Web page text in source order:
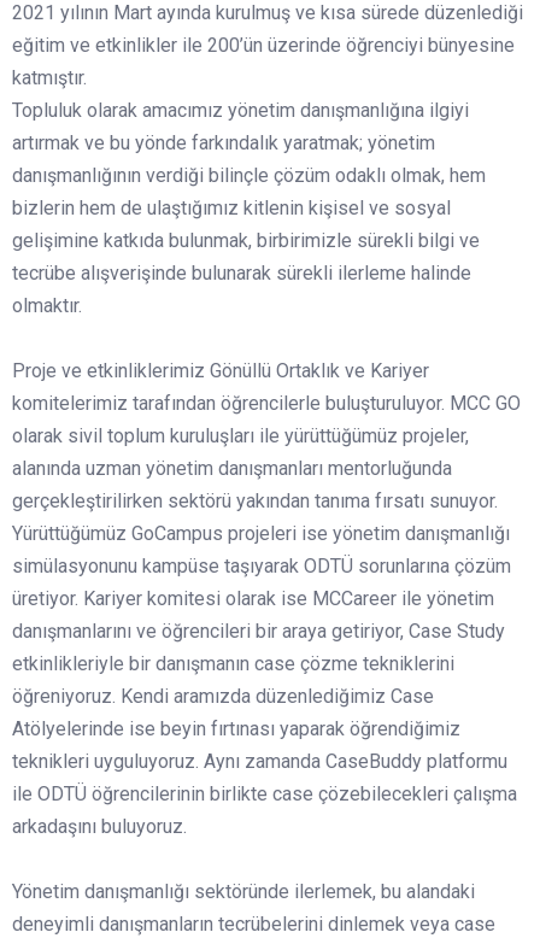
2021 yılının Mart ayında kurulmuş ve kısa sürede düzenlediği
eğitim ve etkinlikler ile 200’ün üzerinde öğrenciyi bünyesine
katmıştır.
Topluluk olarak amacımız yönetim danışmanlığına ilgiyi
artırmak ve bu yönde farkındalık yaratmak; yönetim
danışmanlığının verdiği bilinçle çözüm odaklı olmak, hem
bizlerin hem de ulaştığımız kitlenin kişisel ve sosyal
gelişimine katkıda bulunmak, birbirimizle sürekli bilgi ve
tecrübe alışverişinde bulunarak sürekli ilerleme halinde
olmaktır.
Proje ve etkinliklerimiz Gönüllü Ortaklık ve Kariyer
komitelerimiz tarafından öğrencilerle buluşturuluyor. MCC GO
olarak sivil toplum kuruluşları ile yürüttüğümüz projeler,
alanında uzman yönetim danışmanları mentorluğunda
gerçekleştirilirken sektörü yakından tanıma fırsatı sunuyor.
Yürüttüğümüz GoCampus projeleri ise yönetim danışmanlığı
simülasyonunu kampüse taşıyarak ODTÜ sorunlarına çözüm
üretiyor. Kariyer komitesi olarak ise MCCareer ile yönetim
danışmanlarını ve öğrencileri bir araya getiriyor, Case Study
etkinlikleriyle bir danışmanın case çözme tekniklerini
öğreniyoruz. Kendi aramızda düzenlediğimiz Case
Atölyelerinde ise beyin fırtınası yaparak öğrendiğimiz
teknikleri uyguluyoruz. Aynı zamanda CaseBuddy platformu
ile ODTÜ öğrencilerinin birlikte case çözebilecekleri çalışma
arkadaşını buluyoruz.
Yönetim danışmanlığı sektöründe ilerlemek, bu alandaki
deneyimli danışmanların tecrübelerini dinlemek veya case